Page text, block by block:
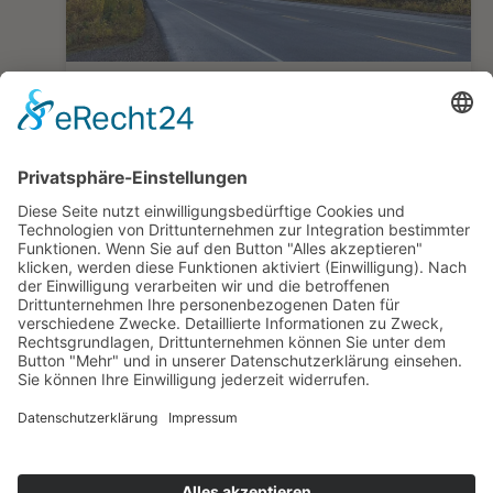
Höhepunkte West-Kanadas ab Calgary
14 Tage ab/bis Calgary
ab 2.455,— €